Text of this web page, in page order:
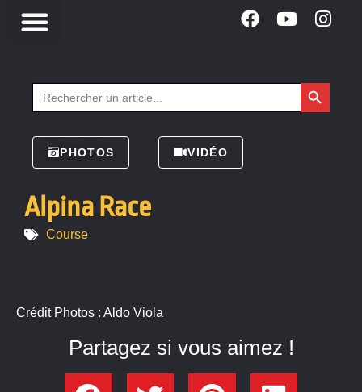
Search
for:
Search Button
PHOTOS VIDÉO
Alpina Race
Course
Crédit Photos : Aldo Viola
Partagez si vous aimez !